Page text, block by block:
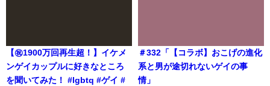
【㊗️1900万回再生超！】イケメ
ンゲイカップルに好きなところ
を聞いてみた！ #lgbtq #ゲイ #
＃332「【コラボ】おこげの進化
系と男が途切れないゲイの事
情」